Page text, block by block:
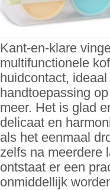
Kant-en-klare
multifunctionele
huidcontact,
handtoepassing
meer. Het is glad
delicaat en
als het eenmaal
zelfs na meerdere
ontstaat er een
onmiddellijk